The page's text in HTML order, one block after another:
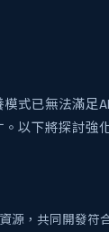
式已無法滿足
以下將探討強
源，共同開發符